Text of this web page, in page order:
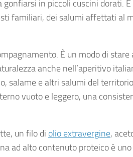
in piccoli cuscini dorati.
familiari, dei salumi affettati al
È un modo di stare
anche nell’aperitivo
salame e altri salumi del
vuoto e leggero, una
un filo di olio extravergine,
ad alto contenuto proteico è